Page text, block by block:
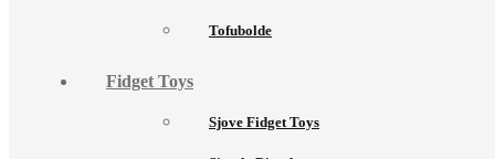
Tofubolde
Fidget Toys
Sjove Fidget Toys